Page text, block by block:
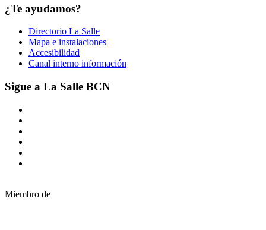
¿Te ayudamos?
Directorio La Salle
Mapa e instalaciones
Accesibilidad
Canal interno información
Sigue a La Salle BCN
Miembro de